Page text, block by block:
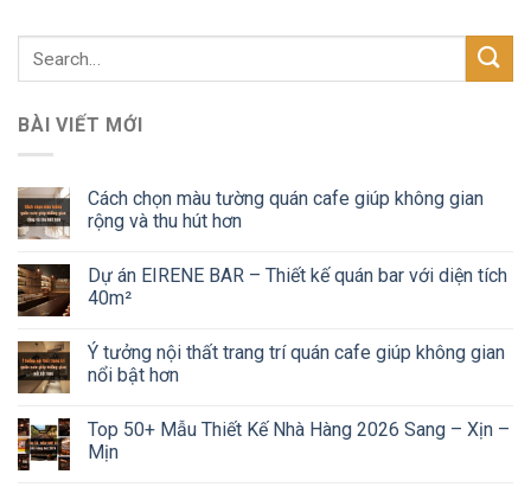
BÀI VIẾT MỚI
Cách chọn màu tường quán cafe giúp không gian
rộng và thu hút hơn
Dự án EIRENE BAR – Thiết kế quán bar với diện tích
40m²
Ý tưởng nội thất trang trí quán cafe giúp không gian
nổi bật hơn
Top 50+ Mẫu Thiết Kế Nhà Hàng 2026 Sang – Xịn –
Mịn